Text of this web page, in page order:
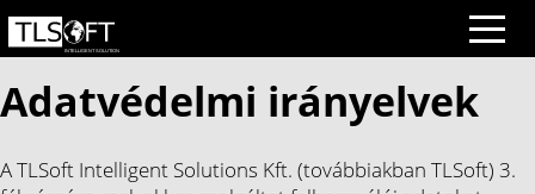
Adatvédelmi irányelvek
A TLSoft Intelligent Solutions Kft. (továbbiakban TLSoft) 3.